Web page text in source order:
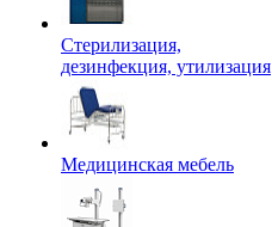
Стерилизация,
дезинфекция, утилизация
Медицинская мебель